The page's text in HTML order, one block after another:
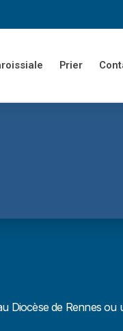
Prier
Diocèse de Rennes